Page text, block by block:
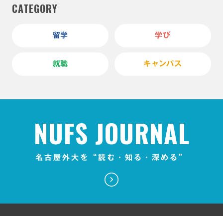
CATEGORY
留学 学び
就職 キャンパス
NUFS JOURNAL
名古屋外大を“読む・知る・深める”